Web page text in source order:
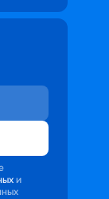
и